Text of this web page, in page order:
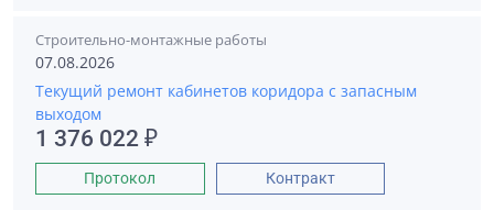
Строительно-монтажные работы
07.08.2026
Текущий ремонт кабинетов коридора с запасным
выходом
1 376 022 ₽
Протокол Контракт